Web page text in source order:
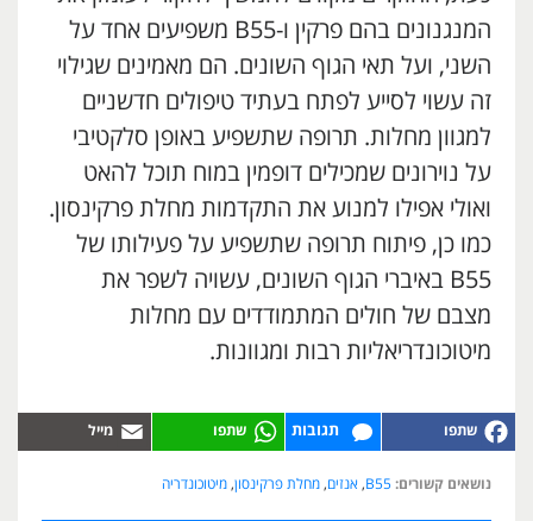
המנגנונים בהם פרקין ו-B55 משפיעים אחד על
השני, ועל תאי הגוף השונים. הם מאמינים שגילוי
זה עשוי לסייע לפתח בעתיד טיפולים חדשניים
למגוון מחלות. תרופה שתשפיע באופן סלקטיבי
על נוירונים שמכילים דופמין במוח תוכל להאט
ואולי אפילו למנוע את התקדמות מחלת פרקינסון.
כמו כן, פיתוח תרופה שתשפיע על פעילותו של
B55 באיברי הגוף השונים, עשויה לשפר את
מצבם של חולים המתמודדים עם מחלות
מיטוכונדריאליות רבות ומגוונות.
תגובות
נושאים קשורים: B55
, אנזים, מחלת פרקינסון, מיטוכונדריה